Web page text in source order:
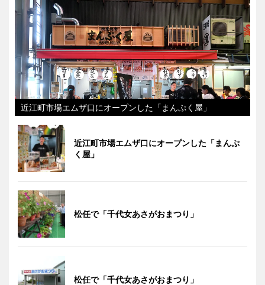
近江町市場エムザ口にオープンした「まんぷく屋」
近江町市場エムザ口にオープンした「まんぷ
く屋」
松任で「千代女あさがおまつり」
松任で「千代女あさがおまつり」